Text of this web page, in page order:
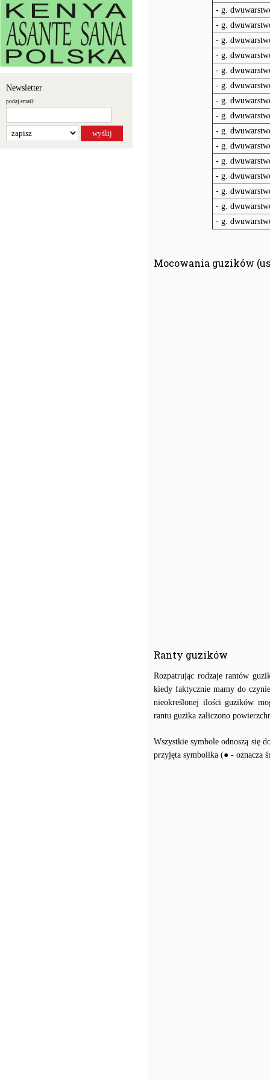
Newsletter
podaj email:
- g.
- g.
- g.
- g.
- g.
- g.
- g.
- g.
- g.
- g.
- g.
- g.
- g.
- g.
- g.
Mocowania guzików
Ranty guzików
Rozpatrując rodzaje rantów
kiedy faktycznie mamy do
nieokreślonej ilości guzików
rantu guzika zaliczono
Wszystkie symbole odnoszą się
przyjęta symbolika (● - oznacza